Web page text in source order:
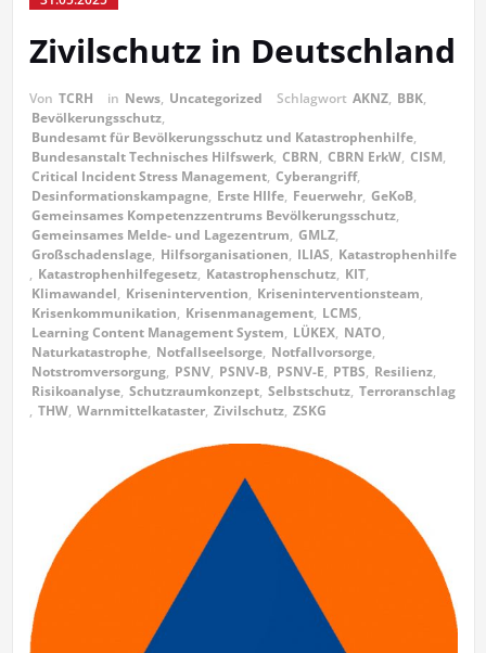
Zivilschutz in Deutschland
Von TCRH in News, Uncategorized Schlagwort AKNZ, BBK,
Bevölkerungsschutz,
Bundesamt für Bevölkerungsschutz und Katastrophenhilfe,
Bundesanstalt Technisches Hilfswerk, CBRN, CBRN ErkW, CISM,
Critical Incident Stress Management, Cyberangriff,
Desinformationskampagne, Erste HIlfe, Feuerwehr, GeKoB,
Gemeinsames Kompetenzzentrums Bevölkerungsschutz,
Gemeinsames Melde- und Lagezentrum, GMLZ,
Großschadenslage, Hilfsorganisationen, ILIAS, Katastrophenhilfe
, Katastrophenhilfegesetz, Katastrophenschutz, KIT,
Klimawandel, Krisenintervention, Kriseninterventionsteam,
Krisenkommunikation, Krisenmanagement, LCMS,
Learning Content Management System, LÜKEX, NATO,
Naturkatastrophe, Notfallseelsorge, Notfallvorsorge,
Notstromversorgung, PSNV, PSNV-B, PSNV-E, PTBS, Resilienz,
Risikoanalyse, Schutzraumkonzept, Selbstschutz, Terroranschlag
, THW, Warnmittelkataster, Zivilschutz, ZSKG